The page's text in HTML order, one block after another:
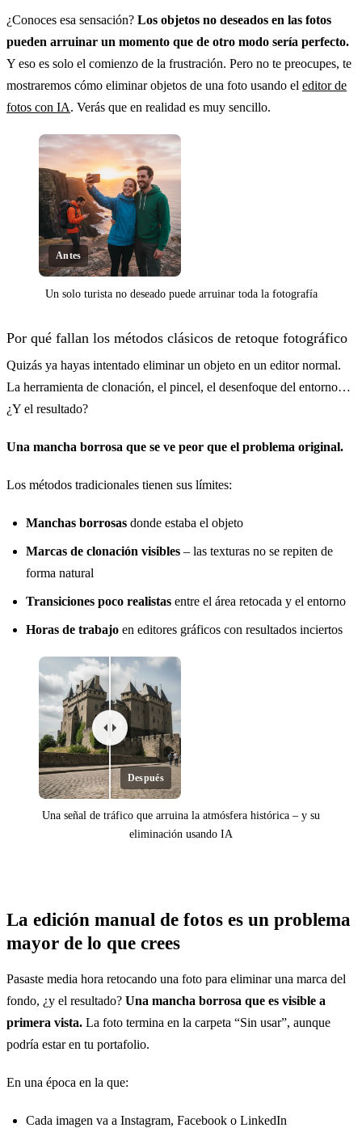
¿Conoces esa sensación? Los objetos no deseados en las fotos
pueden arruinar un momento que de otro modo sería perfecto.
Y eso es solo el comienzo de la frustración. Pero no te preocupes, te
mostraremos cómo eliminar objetos de una foto usando el editor de
fotos con IA. Verás que en realidad es muy sencillo.
Clic para revelar
Antes
Un solo turista no deseado puede arruinar toda la fotografía
Por qué fallan los métodos clásicos de retoque fotográfico
Quizás ya hayas intentado eliminar un objeto en un editor normal.
La herramienta de clonación, el pincel, el desenfoque del entorno…
¿Y el resultado?
Una mancha borrosa que se ve peor que el problema original.
Los métodos tradicionales tienen sus límites:
Manchas borrosas donde estaba el objeto
Marcas de clonación visibles – las texturas no se repiten de
forma natural
Transiciones poco realistas entre el área retocada y el entorno
Horas de trabajo en editores gráficos con resultados inciertos
Antes
Después
Una señal de tráfico que arruina la atmósfera histórica – y su
eliminación usando IA
La edición manual de fotos es un problema
mayor de lo que crees
Pasaste media hora retocando una foto para eliminar una marca del
fondo, ¿y el resultado? Una mancha borrosa que es visible a
primera vista. La foto termina en la carpeta “Sin usar”, aunque
podría estar en tu portafolio.
En una época en la que:
Cada imagen va a Instagram, Facebook o LinkedIn